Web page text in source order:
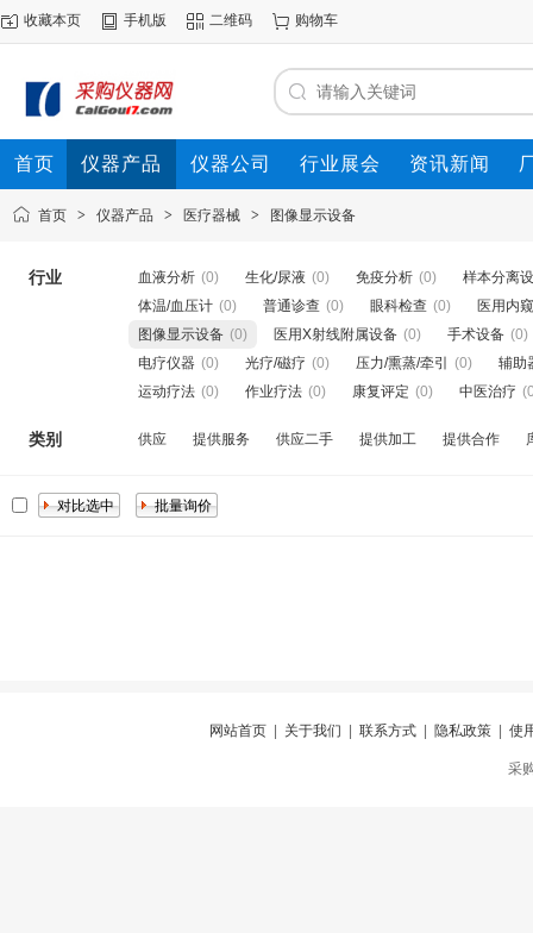
收藏本页 手机版 二维码 购物车
首页 仪器产品 仪器公司 行业展会 资讯新闻
首页 > 仪器产品 > 医疗器械 > 图像显示设备
行业 血液分析 (0) 生化/尿液 (0) 免疫分析 (0)
样本分离
体温/血压计 (0) 普通诊查 (0) 眼科检查 (0)
医用内
图像显示设备 (0) 医用X射线附属设备 (0) 手术设备 (0)
电疗仪器 (0) 光疗/磁疗 (0) 压力/熏蒸/牵引 (0)
辅助
运动疗法 (0) 作业疗法 (0) 康复评定 (0) 中医治疗
类别 供应 提供服务 供应二手 提供加工 提供合作
网站首页| 关于我们 联系方式| 隐私政策| 使
采